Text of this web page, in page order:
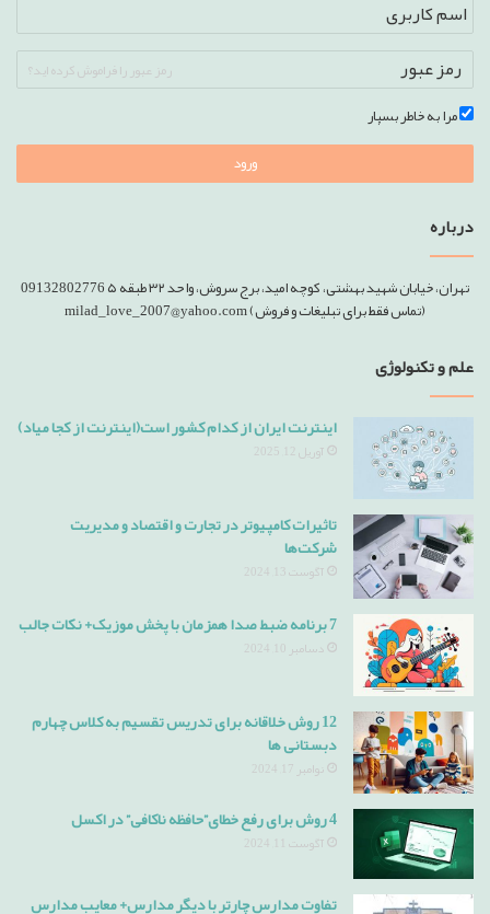
رمز عبور را فراموش کرده اید؟
مرا به خاطر بسپار
ورود
درباره
تهران، خیابان شهید بهشتی، کوچه امید، برج سروش، واحد ۳۲ طبقه ۵ 09132802776
(تماس فقط برای تبلیغات و فروش) milad_love_2007@yahoo.com
علم و تکنولوژی
اینترنت ایران از کدام کشور است(اینترنت از کجا میاد)
آوریل 12, 2025
تاثیرات کامپیوتر در تجارت و اقتصاد و مدیریت
شرکت‌ها
آگوست 13, 2024
7 برنامه ضبط صدا همزمان با پخش موزیک+ نکات جالب
دسامبر 10, 2024
12 روش خلاقانه برای تدریس تقسیم به کلاس چهارم
دبستانی ها
نوامبر 17, 2024
4 روش برای رفع خطای”حافظه ناکافی” در اکسل
آگوست 11, 2024
تفاوت مدارس چارتر با دیگر مدارس+ معایب مدارس